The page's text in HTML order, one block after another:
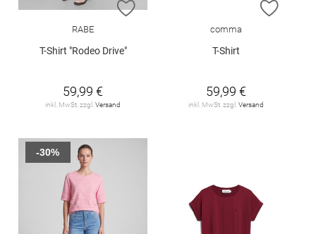
ZUR WUNSCHLISTE HINZUFÜGEN
RABE
T-Shirt "Rodeo Drive"
59,99 €
inkl. MwSt. zzgl. Versand
ZUR
comma
T-Shirt
59,99 €
inkl. MwSt. zzgl. Versand
-30%